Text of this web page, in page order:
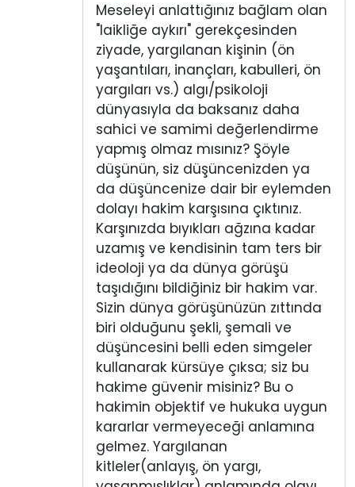
Meseleyi anlattığınız bağlam olan
"laikliğe aykırı" gerekçesinden
ziyade, yargılanan kişinin (ön
yaşantıları, inançları, kabulleri, ön
yargıları vs.) algı/psikoloji
dünyasıyla da baksanız daha
sahici ve samimi değerlendirme
yapmış olmaz mısınız? Şöyle
düşünün, siz düşüncenizden ya
da düşüncenize dair bir eylemden
dolayı hakim karşısına çıktınız.
Karşınızda bıyıkları ağzına kadar
uzamış ve kendisinin tam ters bir
ideoloji ya da dünya görüşü
taşıdığını bildiğiniz bir hakim var.
Sizin dünya görüşünüzün zıttında
biri olduğunu şekli, şemali ve
düşüncesini belli eden simgeler
kullanarak kürsüye çıksa; siz bu
hakime güvenir misiniz? Bu o
hakimin objektif ve hukuka uygun
kararlar vermeyeceği anlamına
gelmez. Yargılanan
kitleler(anlayış, ön yargı,